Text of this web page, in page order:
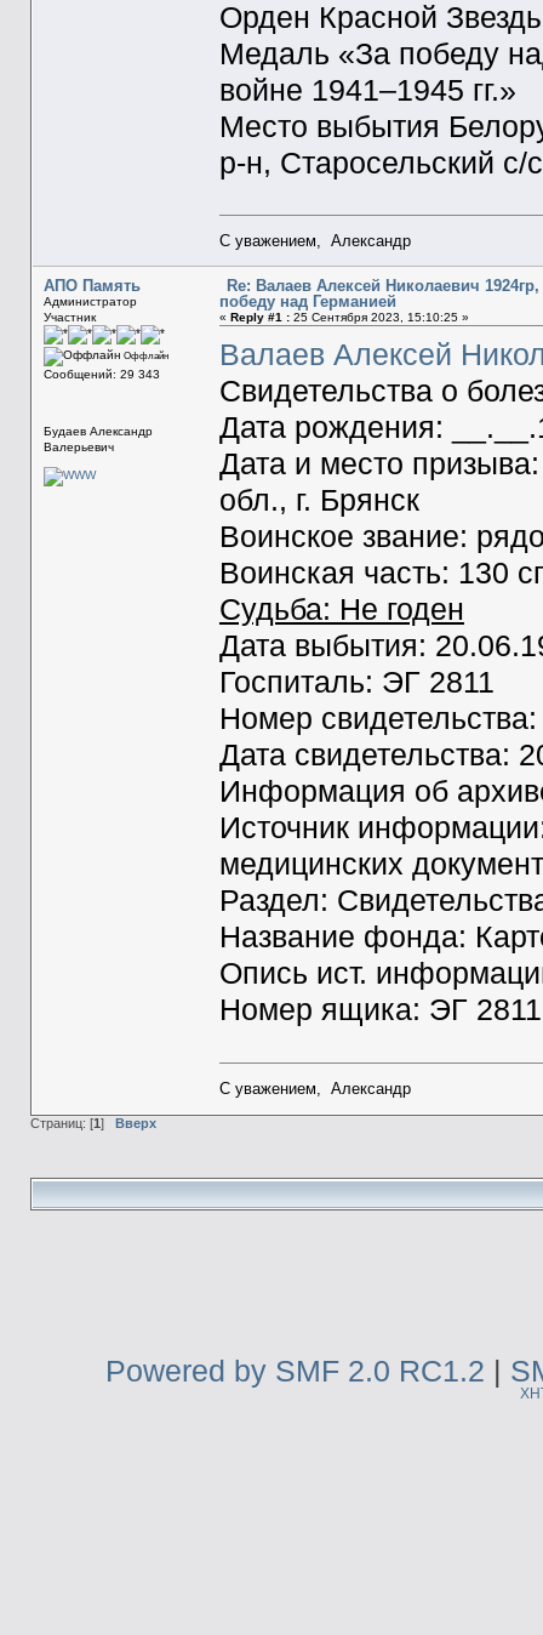
Орден Красной
Медаль «За победу
войне 1941–1945 гг.»
Место выбытия
р-н, Старосельский с/
С уважением, Александр
АПО Память
Администратор
Участник
Оффлайн
Сообщений: 29 343
Будаев Александр
Валерьевич
Re: Валаев Алексей Николаевич
победу над Германией
« Reply #1 :25 Сентября 2023, 15:10:25 »
Валаев Алексей
Свидетельства о
Дата рождения:
Дата и место
обл., г. Брянск
Воинское звание:
Воинская часть: 130
Судьба: Не годен
Дата выбытия:
Госпиталь: ЭГ 2811
Номер
Дата свидетельства:
Информация об
Источник
медицинских
Раздел:
Название фонда:
Опись ист.
Номер ящика: ЭГ
С уважением, Александр
Страниц: [1] Вверх
Powered by SMF 2.0 RC1.2 |